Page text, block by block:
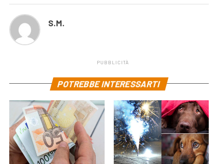
S.M.
PUBBLICITÀ
POTREBBE INTERESSARTI